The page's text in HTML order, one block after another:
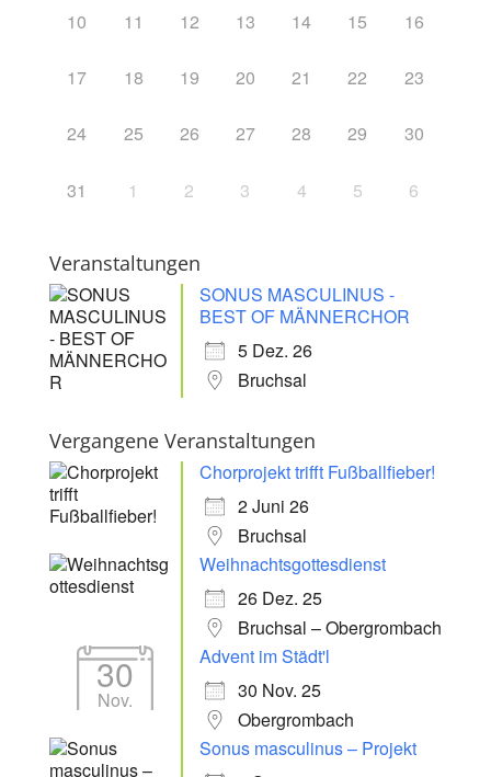
10 11 12 13 14 15 16
17 18 19 20 21 22 23
24 25 26 27 28 29 30
31 1 2 3 4 5 6
Veranstaltungen
SONUS MASCULINUS -
BEST OF MÄNNERCHOR
5 Dez. 26
Bruchsal
Vergangene Veranstaltungen
Chorprojekt trifft Fußballfieber!
2 Juni 26
Bruchsal
Weihnachtsgottesdienst
26 Dez. 25
Bruchsal – Obergrombach
30
Nov.
Advent im Städt'l
30 Nov. 25
Obergrombach
Sonus masculinus – Projekt